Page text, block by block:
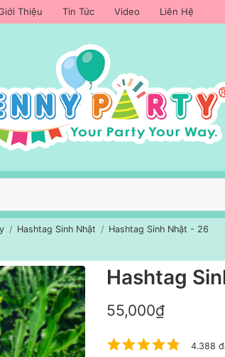
Thiệu Tin Tức Video
Liên Hệ
Hashtag Sinh Nhật Hashtag Sinh Nhật - 26
Hashtag
55,000₫
4.388